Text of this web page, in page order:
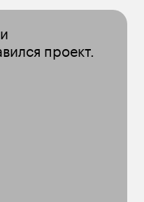
проект.